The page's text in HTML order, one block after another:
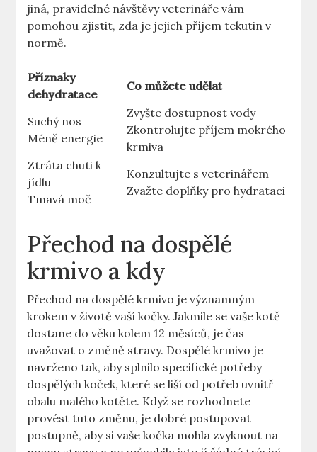
jiná, pravidelné návštěvy veterináře vám
pomohou zjistit, zda je jejich příjem tekutin v
normě.
Příznaky
dehydratace
Co můžete udělat
Suchý nos
Méně energie
Zvyšte dostupnost vody
Zkontrolujte příjem mokrého
krmiva
Ztráta chuti k
jídlu
Tmavá moč
Konzultujte s veterinářem
Zvažte doplňky pro hydrataci
Přechod na dospělé
krmivo a kdy
Přechod na dospělé krmivo je významným
krokem v životě vaší kočky. Jakmile se vaše kotě
dostane do věku kolem 12 měsíců, je čas
uvažovat o změně stravy. Dospělé krmivo je
navrženo tak, aby splnilo specifické potřeby
dospělých koček, které se liší od potřeb uvnitř
obalu malého kotěte. Když se rozhodnete
provést tuto změnu, je dobré postupovat
postupně, aby si vaše kočka mohla zvyknout na